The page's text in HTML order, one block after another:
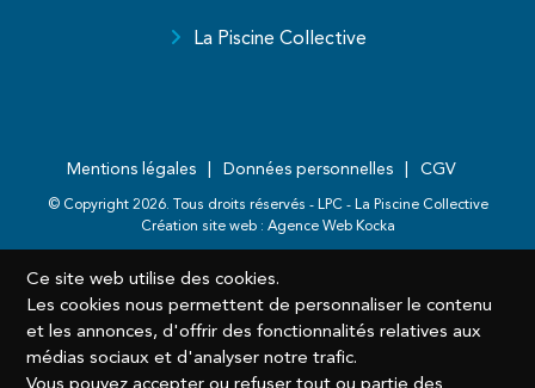
La Piscine Collective
Mentions légales Données personnelles CGV
© Copyright 2026. Tous droits réservés - LPC - La Piscine Collective
Création site web : Agence Web Kocka
Ce site web utilise des cookies.
Les cookies nous permettent de personnaliser le contenu
et les annonces, d'offrir des fonctionnalités relatives aux
médias sociaux et d'analyser notre trafic.